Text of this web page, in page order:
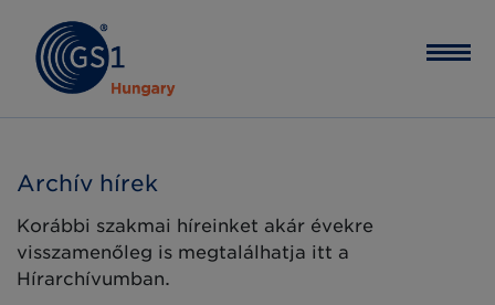
Archív hírek
Korábbi szakmai híreinket akár évekre
visszamenőleg is megtalálhatja itt a
Hírarchívumban.